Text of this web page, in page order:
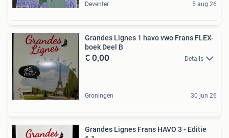
Deventer 5 aug 26
Grandes Lignes 1 havo vwo Frans FLEX-
boek Deel B
€ 0,00 Details
Groningen 30 jun 26
Grandes Lignes Frans HAVO 3 - Editie